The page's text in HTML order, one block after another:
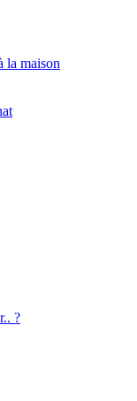
la maison
?